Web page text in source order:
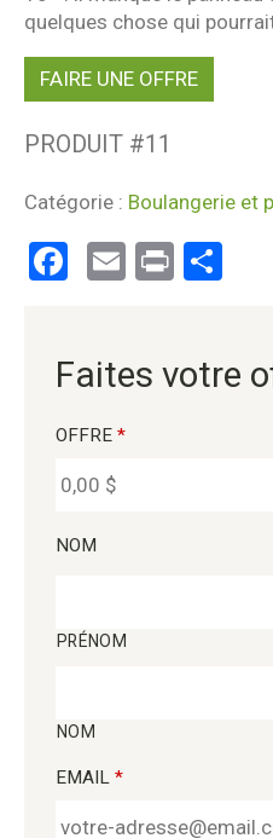
quelques chose qui
FAIRE UNE OFFRE
PRODUIT #11
Catégorie : Boulangerie et
Facebook
EmailPrint
Faites votre
OFFRE *
NOM
PRÉNOM
NOM
EMAIL *